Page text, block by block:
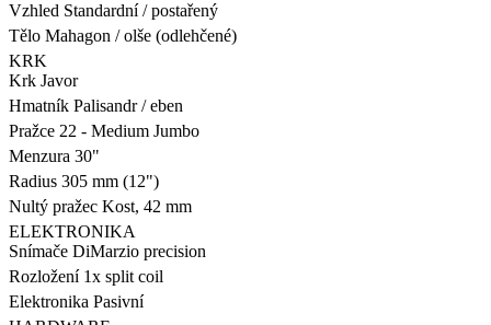
Vzhled Standardní / postařený
Tělo Mahagon / olše (odlehčené)
KRK
Krk Javor
Hmatník Palisandr / eben
Pražce 22 - Medium Jumbo
Menzura 30"
Radius 305 mm (12")
Nultý pražec Kost, 42 mm
ELEKTRONIKA
Snímače DiMarzio precision
Rozložení 1x split coil
Elektronika Pasivní